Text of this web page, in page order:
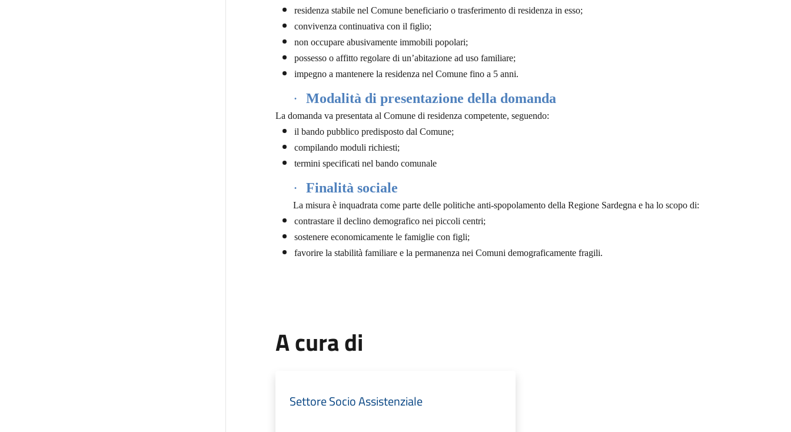
residenza stabile nel Comune beneficiario o trasferimento di residenza in esso;
convivenza continuativa con il figlio;
non occupare abusivamente immobili popolari;
possesso o affitto regolare di un’abitazione ad uso familiare;
impegno a mantenere la residenza nel Comune fino a 5 anni.
· Modalità di presentazione della domanda
La domanda va presentata al Comune di residenza competente, seguendo:
il bando pubblico predisposto dal Comune;
compilando moduli richiesti;
termini specificati nel bando comunale
· Finalità sociale
La misura è inquadrata come parte delle politiche anti-spopolamentodella Regione Sardegna e ha lo scopo di:
contrastare il declino demografico nei piccoli centri;
sostenere economicamente le famiglie con figli;
favorire la stabilità familiare e la permanenza nei Comuni demograficamente fragili.
A cura di
Settore Socio Assistenziale